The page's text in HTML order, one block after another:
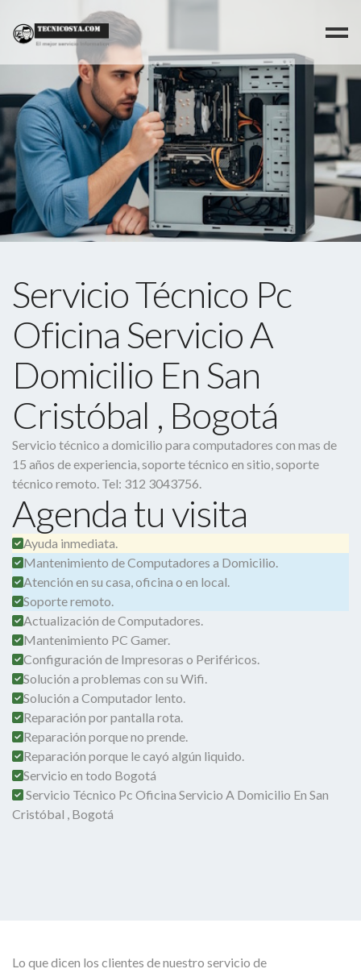
Servicio Técnico Pc
Oficina Servicio A
Domicilio En San
Cristóbal , Bogotá
Servicio técnico a domicilio para computadores con mas de
15 años de experiencia, soporte técnico en sitio, soporte
técnico remoto. Tel: 312 3043756.
Agenda tu visita
Ayuda inmediata.
Mantenimiento de Computadores a Domicilio.
Atención en su casa, oficina o en local.
Soporte remoto.
Actualización de Computadores.
Mantenimiento PC Gamer.
Configuración de Impresoras o Periféricos.
Solución a problemas con su Wifi.
Solución a Computador lento.
Reparación por pantalla rota.
Reparación porque no prende.
Reparación porque le cayó algún liquido.
Servicio en todo Bogotá
Servicio Técnico Pc Oficina Servicio A Domicilio En San
Cristóbal , Bogotá
Lo que dicen los clientes de nuestro servicio de